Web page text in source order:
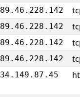
89.46.228.142
89.46.228.142
89.46.228.142
89.46.228.142
34.149.87.45